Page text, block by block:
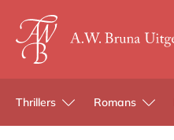
Thrillers Romans